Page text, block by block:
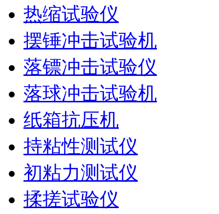
热缩试验仪
摆锤冲击试验机
落镖冲击试验仪
落球冲击试验机
纸箱抗压机
持粘性测试仪
初粘力测试仪
揉搓试验仪